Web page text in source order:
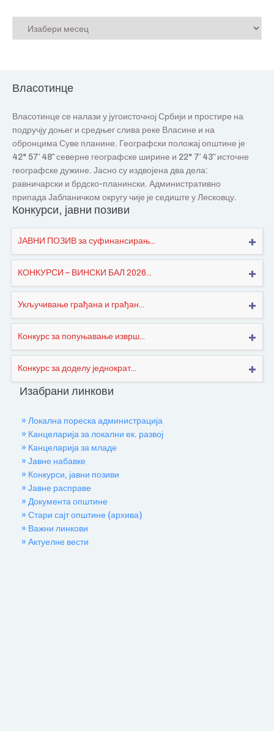
Власотинце
Власотинце се налази у југоисточној Србији и простире на
подручју доњег и средњег слива реке Власине и на
обронцима Суве планине. Географски положај општине је
42° 57′ 48″ северне географске ширине и 22° 7′ 43″ источне
географске дужине. Јасно су издвојена два дела:
равничарски и брдско-планински. Административно
припада Јабланичком округу чије је седиште у Лесковцу.
Конкурси, јавни позиви
ЈАВНИ ПОЗИВ за суфинансирањ...
КОНКУРСИ – ВИНСКИ БАЛ 2026...
Укључивање грађана и грађан...
Конкурс за попуњавање изврш...
Конкурс за доделу једнократ...
Изабрани линкови
» Локална пореска администрација
» Канцеларија за локални ек. развој
» Канцеларија за младе
» Јавне набавке
» Конкурси, јавни позиви
» Јавне расправе
» Документа општине
» Стари сајт општине (архива)
» Важни линкови
» Актуелне вести